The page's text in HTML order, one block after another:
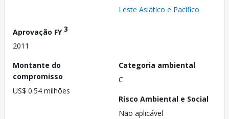
Leste Asiático e Pacífico
Aprovação FY3
2011
Montante do
compromisso
US$ 0.54 milhões
Categoria ambiental
C
Risco Ambiental e Social
Não aplicável